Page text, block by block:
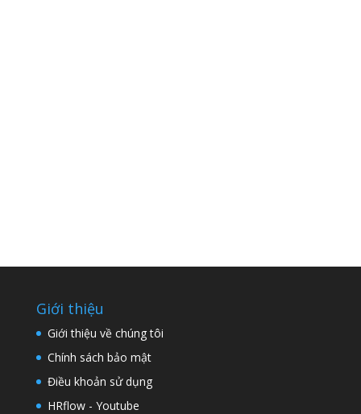
Giới thiệu
Giới thiệu về chúng tôi
Chính sách bảo mật
Điều khoản sử dụng
HRflow - Youtube